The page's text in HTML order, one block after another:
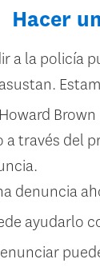
Hacer
a la policía
a través del
denuncia
ayudarlo